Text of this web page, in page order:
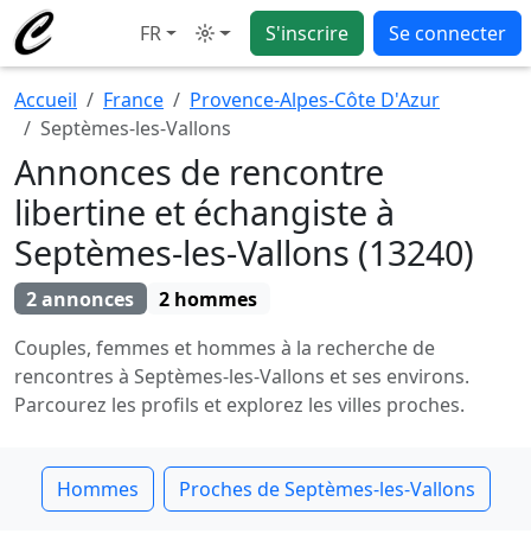
FR Mode S'inscrire Se connecter
Accueil France
Provence-Alpes-Côte D'Azur
Septèmes-les-Vallons
Annonces de rencontre
libertine et échangiste à
Septèmes-les-Vallons (13240)
2 annonces
2 hommes
Couples, femmes et hommes à la recherche de
rencontres à Septèmes-les-Vallons et ses environs.
Parcourez les profils et explorez les villes proches.
Hommes Proches de Septèmes-les-Vallons